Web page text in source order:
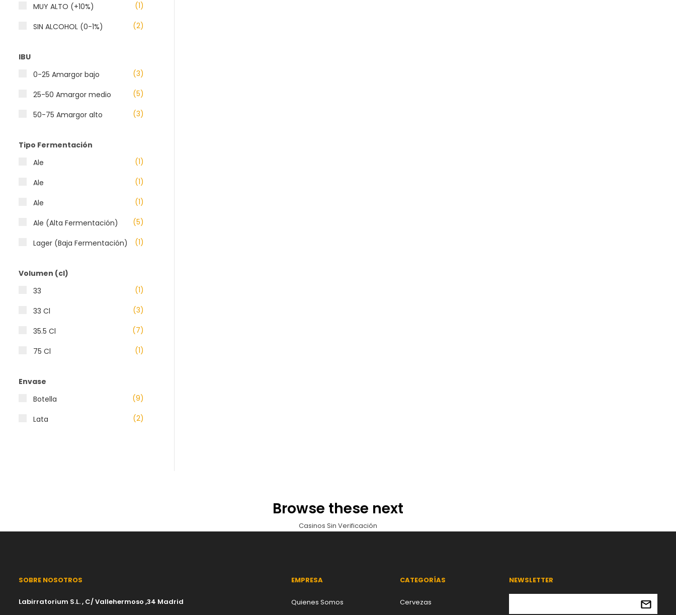
MUY ALTO (+10%) (1)
SIN ALCOHOL (0-1%) (2)
IBU
0-25 Amargor bajo
(3)
25-50 Amargor medio (5)
50-75 Amargor alto (3)
Tipo Fermentación
Ale
(1)
Ale (1)
Ale (1)
Ale (Alta Fermentación) (5)
Lager (Baja Fermentación) (1)
espontánea o salvaje)
Samuel Adams lager (1)
Volumen (cl)
33
(1)
33 Cl (3)
35.5 Cl (7)
75 Cl (1)
Envase
Botella
(9)
Lata (2)
Browse these next
Casinos Sin Verificación
SOBRE NOSOTROS
Labirratorium S.L. , C/ Vallehermoso ,34 Madrid
EMPRESA
Quienes Somos
CATEGORÍAS
Cervezas
NEWSLETTER